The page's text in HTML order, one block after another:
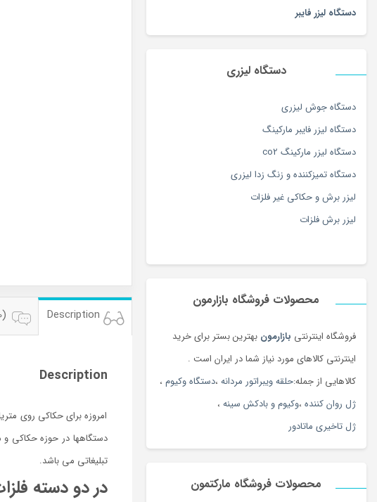
دستگاه لیزر فایبر
دستگاه لیزری
دستگاه جوش لیزری
دستگاه لیزر فایبر مارکینگ
دستگاه لیزر مارکینگ co2
دستگاه تمیزکننده و زنگ زدا لیزری
لیزر برش و حکاکی غیر فلزات
لیزر برش فلزات
محصولات فروشگاه بازارمون
فروشگاه اینترنتی بازارمون بهترین بستر برای خرید
اینترنتی کالاهای مورد نیاز شما در ایران است .
کالاهایی از جمله:حلقه ویبراتور مردانه ،دستگاه وکیوم ،
ژل روان کننده ،وکیوم و بادکش سینه ،
ژل تاخیری ماتادور
محصولات فروشگاه مارکتمون
Description
Description
امروزه برای حکاکی روی
دستگاهها در حوزه حکاکی
تبلیغاتی می باشد.
در دو دسته